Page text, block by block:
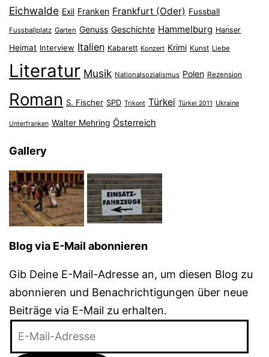
Eichwalde Exil Franken Frankfurt (Oder) Fussball
Fussballplatz Garten Genuss Geschichte Hammelburg Hanser
Heimat Interview Italien Kabarett Konzert Krimi Kunst Liebe
Literatur Musik Nationalsozialismus Polen Rezension
Roman S. Fischer SPD Trikont Türkei Türkei 2011 Ukraine
Unterfranken Walter Mehring Österreich
Gallery
Blog via E-Mail abonnieren
Gib Deine E-Mail-Adresse an, um diesen Blog zu
abonnieren und Benachrichtigungen über neue
Beiträge via E-Mail zu erhalten.